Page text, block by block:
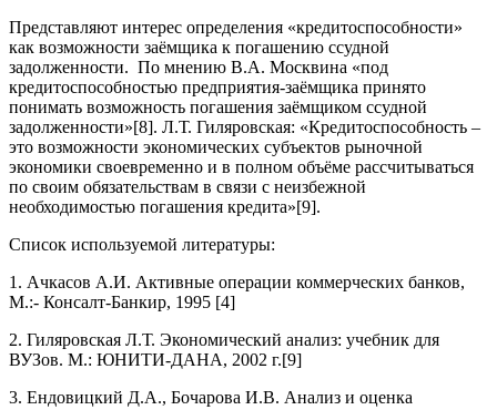
Представляют интерес определения «кредитоспособности»
как возможности заёмщика к погашению ссудной
задолженности. По мнению В.А. Москвина «под
кредитоспособностью предприятия-заёмщика принято
понимать возможность погашения заёмщиком ссудной
задолженности»[8]. Л.Т. Гиляровская: «Кредитоспособность –
это возможности экономических субъектов рыночной
экономики своевременно и в полном объёме рассчитываться
по своим обязательствам в связи с неизбежной
необходимостью погашения кредита»[9].
Список используемой литературы:
1. Ачкасов А.И. Активные операции коммерческих банков,
М.:- Консалт-Банкир, 1995 [4]
2. Гиляровская Л.Т. Экономический анализ: учебник для
ВУЗов. М.: ЮНИТИ-ДАНА, 2002 г.[9]
3. Ендовицкий Д.А., Бочарова И.В. Анализ и оценка